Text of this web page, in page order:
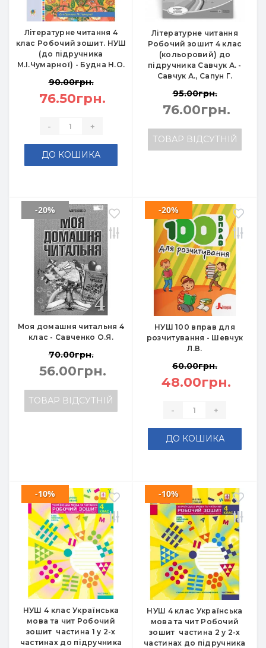
Літературне читання 4
клас Робочий зошит. НУШ
(до підручника
М.І.Чумарної) - Будна Н.О.
90.00грн.
76.50грн.
- +
ДО КОШИКА
Літературне читання
Робочий зошит 4 клас
(кольоровий) до
підручника Савчук А. -
Савчук А., Сапун Г.
95.00грн.
76.00грн.
ТОВАР ВІДСУТНІЙ
Моя домашня читальня 4
клас - Савченко О.Я.
-20%
70.00грн.
56.00грн.
ТОВАР ВІДСУТНІЙ
НУШ 100 вправ для
розчитування - Шевчук
Л.В.
-20%
60.00грн.
48.00грн.
- +
ДО КОШИКА
НУШ 4 клас Українська
мова та чит Робочий
зошит частина 1 у 2-х
частинах до підручника
-10%
НУШ 4 клас Українська
мова та чит Робочий
зошит частина 2 у 2-х
частинах до підручника
-10%